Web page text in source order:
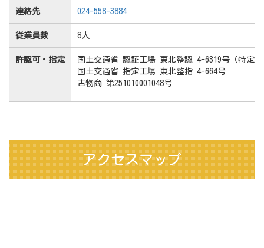
連絡先 024-558-3884
従業員数 8人
許認可・指定
国土交通省 認証工場 東北整認 4-6319号（特定
国土交通省 指定工場 東北整指 4-664号
古物商 第251010001048号
アクセスマップ